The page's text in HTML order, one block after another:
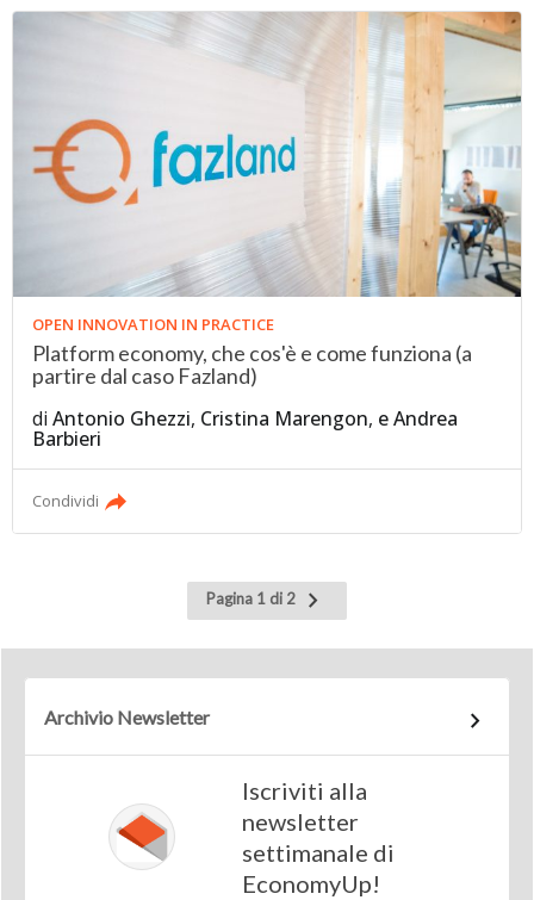
OPEN INNOVATION IN PRACTICE
Platform economy, che cos'è e come funziona (a
partire dal caso Fazland)
diAntonio Ghezzi, Cristina Marengon, eAndrea
Barbieri
Condividi
Pagina 1 di 2
Pagina
successiva
Archivio Newsletter
Iscriviti alla
newsletter
settimanale di
EconomyUp!